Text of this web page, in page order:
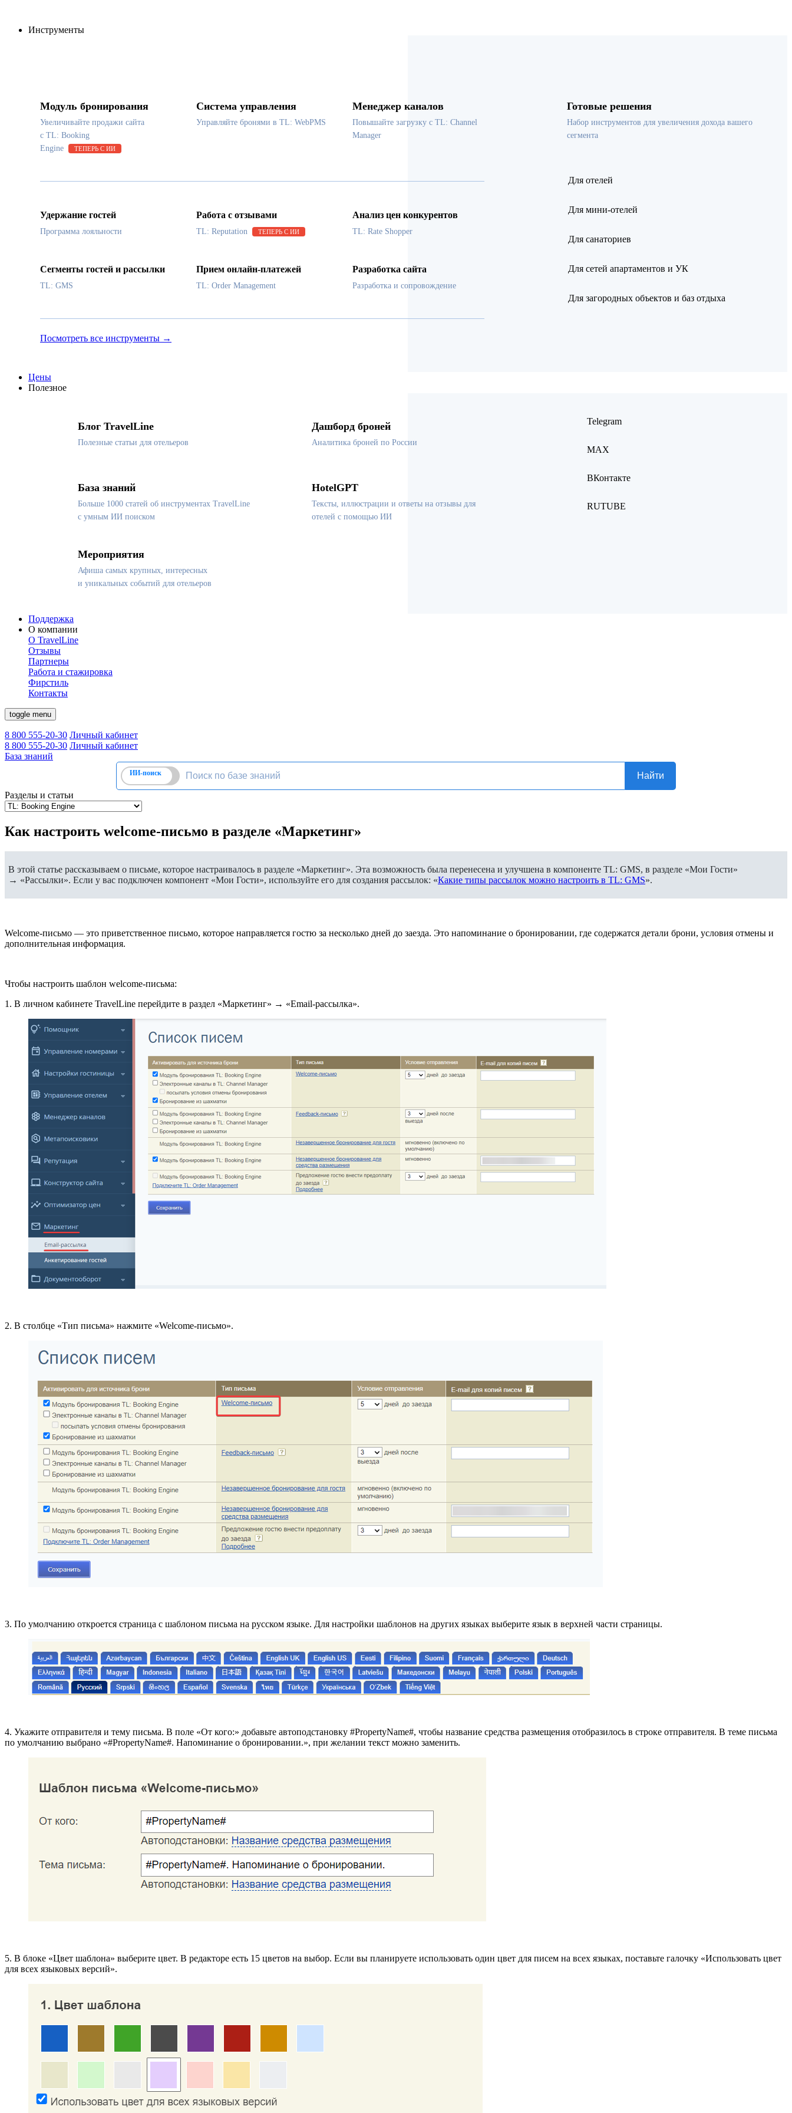
Инструменты
Модуль бронирования
Увеличивайте продажи сайта
с TL: Booking
Engine
ТЕПЕРЬ С ИИ
Система управления
Управляйте бронями в TL: WebPMS
Менеджер каналов
Повышайте загрузку с TL: Channel
Manager
Удержание гостей
Программа лояльности
Работа с отзывами
TL: Reputation ТЕПЕРЬ С ИИ
Анализ цен конкурентов
TL: Rate Shopper
Сегменты гостей и рассылки
TL: GMS
Прием онлайн-платежей
TL: Order Management
Разработка сайта
Разработка и сопровождение
Посмотреть все инструменты →
Готовые решения
Набор инструментов для увеличения дохода вашего
сегмента
Для отелей
Для мини-отелей
Для санаториев
Для сетей апартаментов и УК
Для загородных объектов и баз отдыха
Цены
Полезное
Блог TravelLine
Полезные статьи для отельеров
Дашборд броней
Аналитика броней по России
База знаний
Больше 1000 статей об инструментах TravelLine
с умным ИИ поиском
HotelGPT
Тексты, иллюстрации и ответы на отзывы для
отелей с помощью ИИ
Мероприятия
Афиша самых крупных, интересных
и уникальных событий для отельеров
Telegram
MAX
ВКонтакте
RUTUBE
Поддержка
О компании
О TravelLine
Отзывы
Партнеры
Работа и стажировка
Фирстиль
Контакты
toggle menu
8 800 555-20-30 Личный кабинет
8 800 555-20-30 Личный кабинет
База знаний
Разделы и статьи
Как настроить welcome-письмо в разделе «Маркетинг»
В этой статье рассказываем о письме, которое настраивалось в разделе «Маркетинг». Эта возможность была перенесена и улучшена в компоненте TL: GMS, в разделе «Мои Гости»
→ «Рассылки». Если у вас подключен компонент «Мои Гости», используйте его для создания рассылок: «Какие типы рассылок можно настроить в TL: GMS».
Welcome-письмо — это приветственное письмо, которое направляется гостю за несколько дней до заезда. Это напоминание о бронировании, где содержатся детали брони, условия отмены и
дополнительная информация.
Чтобы настроить шаблон welcome-письма:
1. В личном кабинете TravelLine перейдите в раздел «Маркетинг» → «Email-рассылка».
2. В столбце «Тип письма» нажмите «Welcome-письмо».
3. По умолчанию откроется страница с шаблоном письма на русском языке. Для настройки шаблонов на других языках выберите язык в верхней части страницы.
4. Укажите отправителя и тему письма. В поле «От кого:» добавьте автоподстановку #PropertyName#, чтобы название средства размещения отобразилось в строке отправителя. В теме письма
по умолчанию выбрано «#PropertyName#. Напоминание о бронировании.», при желании текст можно заменить.
5. В блоке «Цвет шаблона» выберите цвет. В редакторе есть 15 цветов на выбор. Если вы планируете использовать один цвет для писем на всех языках, поставьте галочку «Использовать цвет
для всех языковых версий».